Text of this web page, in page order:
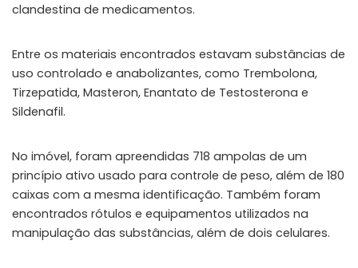
clandestina de medicamentos.
Entre os materiais encontrados estavam substâncias de
uso controlado e anabolizantes, como Trembolona,
Tirzepatida, Masteron, Enantato de Testosterona e
Sildenafil.
No imóvel, foram apreendidas 718 ampolas de um
princípio ativo usado para controle de peso, além de 180
caixas com a mesma identificação. Também foram
encontrados rótulos e equipamentos utilizados na
manipulação das substâncias, além de dois celulares.